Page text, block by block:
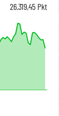
26.319,45 Pkt